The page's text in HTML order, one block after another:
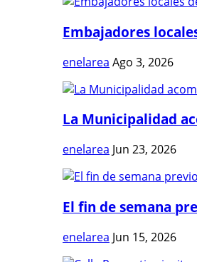
Embajadores
enelarea Ago 3, 2026
La Municipalidad
enelarea Jun 23, 2026
El fin de semana
enelarea Jun 15, 2026